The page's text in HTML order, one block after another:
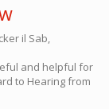
il Sab,
and helpful for
to Hearing from